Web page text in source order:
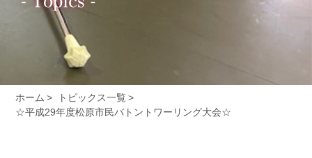
ホーム
トピックス一覧
☆平成29年度松原市民バトントワーリング大会☆